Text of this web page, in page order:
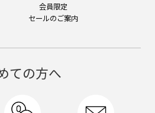
会員限定
セールのご案内
ての方へ